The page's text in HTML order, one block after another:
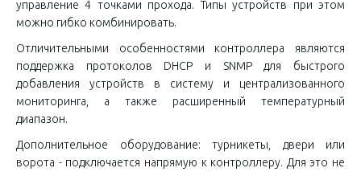
управление 4 точками прохода. Типы устройств при этом
можно гибко комбинировать.
Отличительными особенностями контроллера являются
поддержка протоколов DHCP и SNMP для быстрого
добавления устройств в систему и централизованного
мониторинга, а также расширенный температурный
диапазон.
Дополнительное оборудование: турникеты, двери или
ворота - подключается напрямую к контроллеру. Для это не